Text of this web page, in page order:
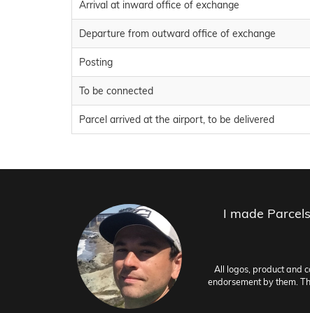
Arrival at inward office of exchange
Departure from outward office of exchange
Posting
To be connected
Parcel arrived at the airport, to be delivered
I made
All logos, product and
endorsement by them.